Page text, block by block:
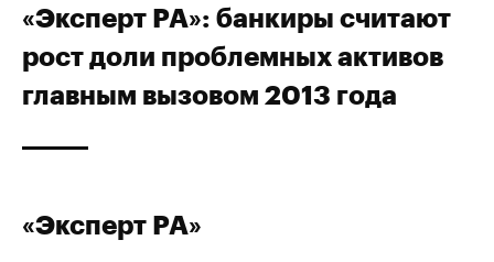
«Эксперт РА»: банкиры считают
рост доли проблемных активов
главным вызовом 2013 года
«Эксперт РА»